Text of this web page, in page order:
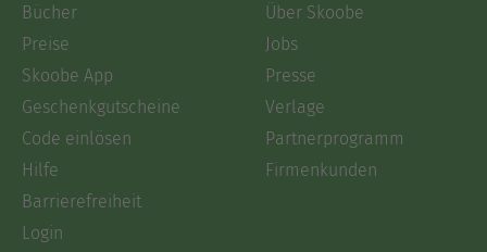
Bücher
Preise
Skoobe App
Geschenkgutscheine
Code einlösen
Hilfe
Barrierefreiheit
Login
Über Skoobe
Jobs
Presse
Verlage
Partnerprogramm
Firmenkunden